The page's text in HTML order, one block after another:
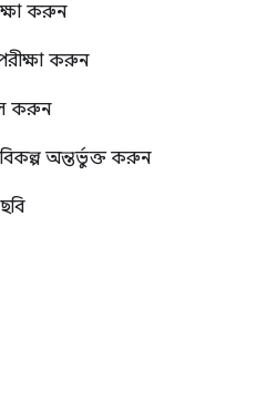
করুন
করুন
করুন
অন্তর্ভুক্ত করুন